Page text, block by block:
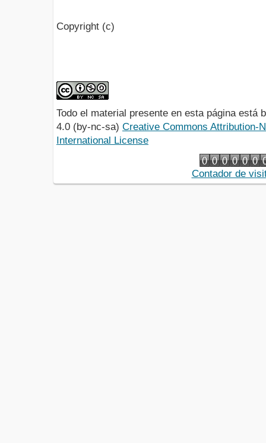
Copyright (c)
Todo el material presente en esta página está
4.0 (by-nc-sa) Creative Commons Attribution-
International License
Contador de